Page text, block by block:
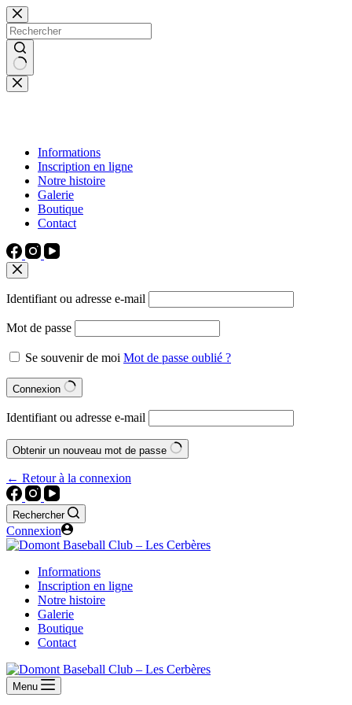
Passer
au
contenu
Aucun
résultat
Informations
Inscription en ligne
Notre histoire
Galerie
Boutique
Contact
Identifiant ou adresse e-mail
Mot de passe
Se souvenir de moi Mot de passe oublié ?
Connexion
Identifiant ou adresse e-mail
Obtenir un nouveau mot de passe
← Retour à la connexion
Rechercher
Connexion
Informations
Inscription en ligne
Notre histoire
Galerie
Boutique
Contact
Menu